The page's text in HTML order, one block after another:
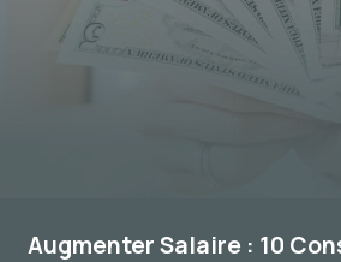
Augmenter Salaire : 10